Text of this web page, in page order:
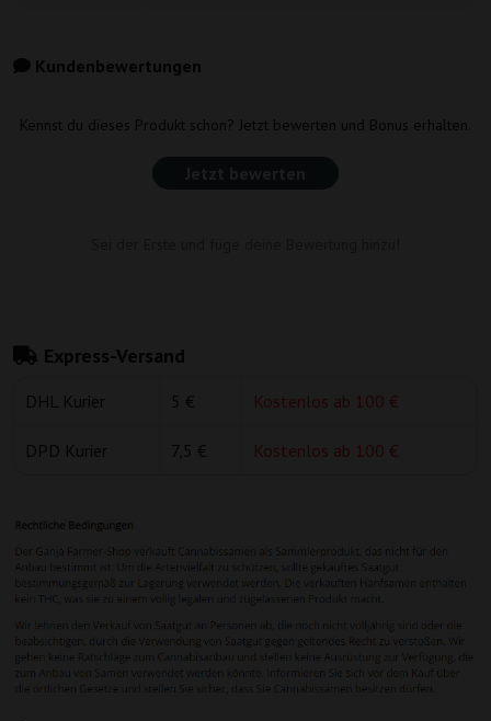
Kundenbewertungen
Kennst du dieses Produkt schon? Jetzt bewerten und Bonus erhalten.
Jetzt bewerten
Express-Versand
DHL Kurier 5 € Kostenlos ab 100 €
DPD Kurier 7,5 € Kostenlos ab 100 €